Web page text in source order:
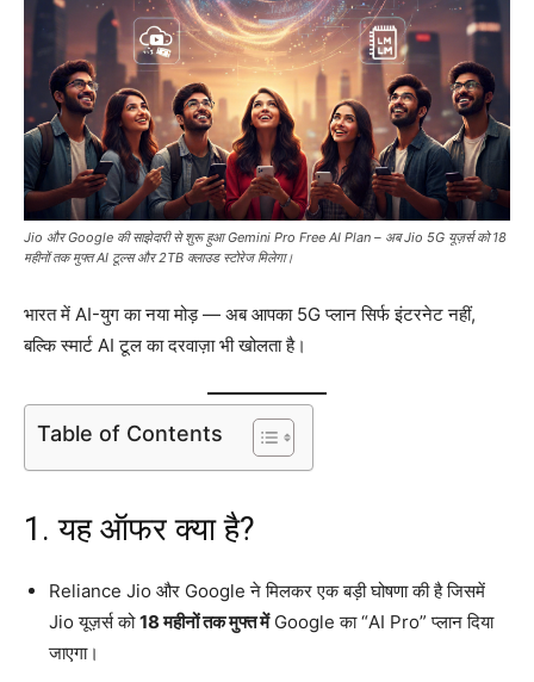
Jio और Google की साझेदारी से शुरू हुआ Gemini Pro Free AI Plan – अब Jio 5G यूज़र्स को 18
महीनों तक मुफ्त AI टूल्स और 2TB क्लाउड स्टोरेज मिलेगा।
भारत में AI-युग का नया मोड़ — अब आपका 5G प्लान सिर्फ इंटरनेट नहीं,
बल्कि स्मार्ट AI टूल का दरवाज़ा भी खोलता है।
Table of Contents
1. यह ऑफर क्या है?
Reliance Jio और Google ने मिलकर एक बड़ी घोषणा की है जिसमें
Jio यूज़र्स को18 महीनों तक मुफ्त मेंGoogle का “AI Pro” प्लान दिया
जाएगा।